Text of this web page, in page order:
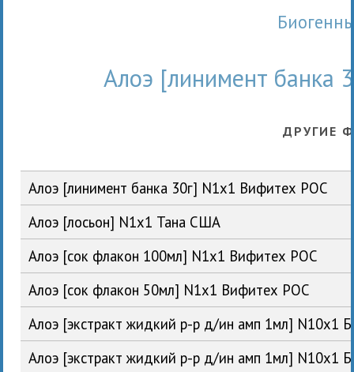
Алоэ [линимент
ДРУГИЕ
Алоэ [линимент банка 30г] N1x1 Вифитех РОС
Алоэ [лосьон] N1x1 Тана США
Алоэ [сок флакон 100мл] N1x1 Вифитех РОС
Алоэ [сок флакон 50мл] N1x1 Вифитех РОС
Алоэ [экстракт жидкий р-р д/ин амп 1мл] N10x1
Алоэ [экстракт жидкий р-р д/ин амп 1мл] N10x1